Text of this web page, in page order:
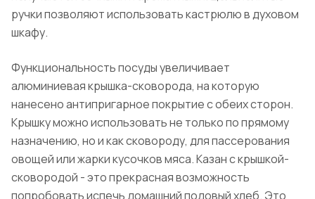
ручки позволяют использовать кастрюлю в духовом
шкафу.
Функциональность посуды увеличивает
алюминиевая крышка-сковорода, на которую
нанесено антипригарное покрытие с обеих сторон.
Крышку можно использовать не только по прямому
назначению, но и как сковороду, для пассерования
овощей или жарки кусочков мяса. Казан с крышкой-
сковородой - это прекрасная возможность
попробовать испечь домашний подовый хлеб. Это